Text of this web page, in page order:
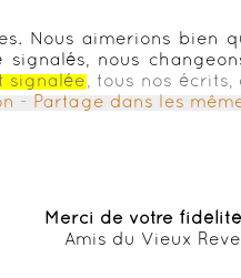
Nous aimerions bien
nous
signalée , tous nos écrits,
- Partage dans les
Merci de votre
Amis du Vieux